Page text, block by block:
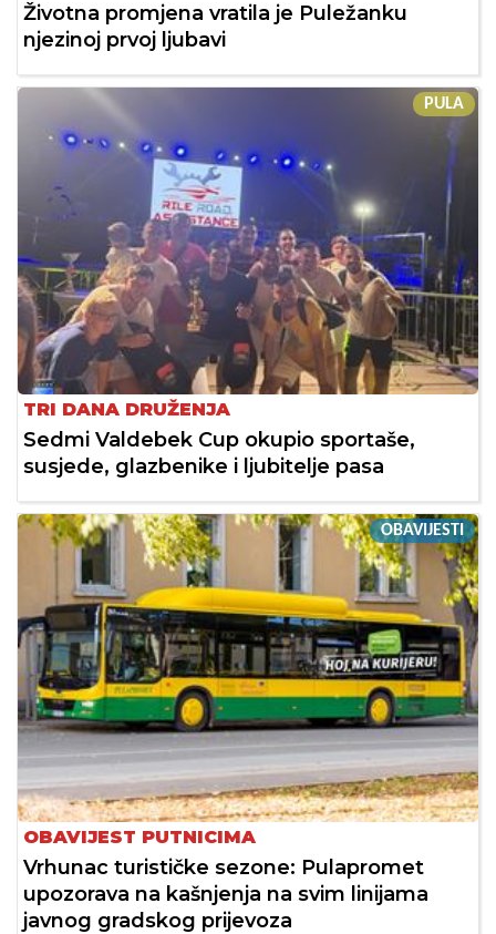
Životna promjena vratila je Puležanku
njezinoj prvoj ljubavi
PULA
TRI DANA DRUŽENJA
Sedmi Valdebek Cup okupio sportaše,
susjede, glazbenike i ljubitelje pasa
OBAVIJESTI
OBAVIJEST PUTNICIMA
Vrhunac turističke sezone: Pulapromet
upozorava na kašnjenja na svim linijama
javnog gradskog prijevoza